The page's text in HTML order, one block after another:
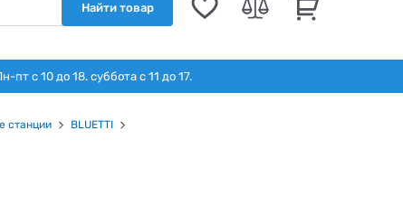
Найти товар
с 10 до 18. суббота с 11 до 17.
станции BLUETTI